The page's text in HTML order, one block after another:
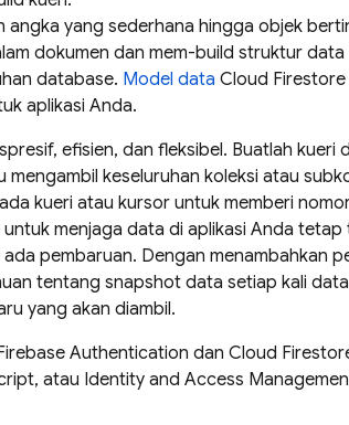
angka yang sederhana hingga objek
dokumen dan mem-build struktur data
database. Model data Cloud Firestore
aplikasi Anda.
efisien, dan fleksibel. Buatlah kueri
keseluruhan koleksi atau
kueri atau kursor untuk memberi
menjaga data di aplikasi Anda tetap
pembaruan. Dengan menambahkan
tentang snapshot data setiap kali
yang akan diambil.
Authentication dan Cloud
atau Identity and Access